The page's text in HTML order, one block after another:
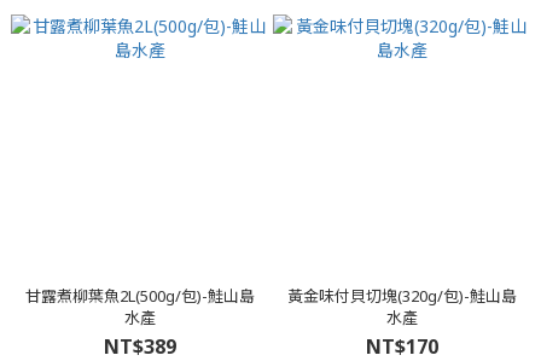
甘露煮柳葉魚2L(500g/包)-鮭山島
水產
NT$389
黃金味付貝切塊(320g/包)-鮭山島
水產
NT$170